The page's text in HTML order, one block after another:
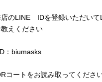
店のLINE IDを登録いただいて
えください
：biumasks
コートをお読み取ってくださ